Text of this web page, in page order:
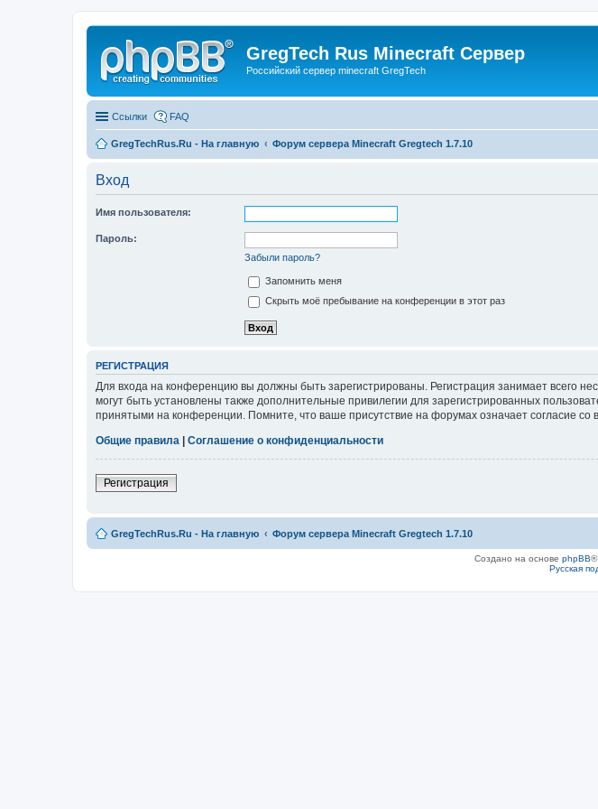
GregTech Rus Minecraft Сервер
Российский сервер minecraft GregTech
Ссылки FAQ
GregTechRus.Ru - На главную Форум сервера Minecraft Gregtech 1.7.10
Вход
Имя пользователя:
Пароль:
Забыли пароль?
Запомнить меня
Скрыть моё пребывание на конференции в этот раз
РЕГИСТРАЦИЯ
Для входа на конференцию вы должны быть зарегистрированы. Регистрация занимает всего
могут быть установлены также дополнительные привилегии для зарегистрированных
принятыми на конференции. Помните, что ваше присутствие на форумах означает согласие со
Общие правила
Соглашение о конфиденциальности
Регистрация
GregTechRus.Ru - На главную Форум сервера Minecraft Gregtech 1.7.10
Создано на основе phpBB®
Русская